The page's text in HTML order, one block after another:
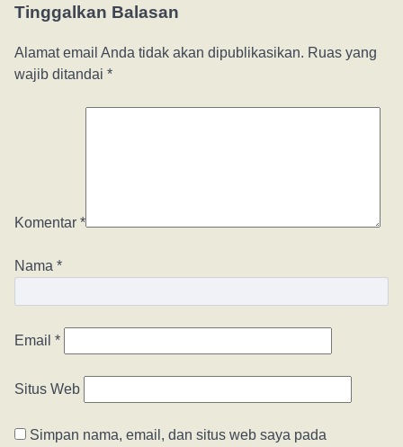
Tinggalkan Balasan
Alamat email Anda tidak akan dipublikasikan. Ruas yang
wajib ditandai *
Komentar *
Nama *
Email *
Situs Web
Simpan nama, email, dan situs web saya pada